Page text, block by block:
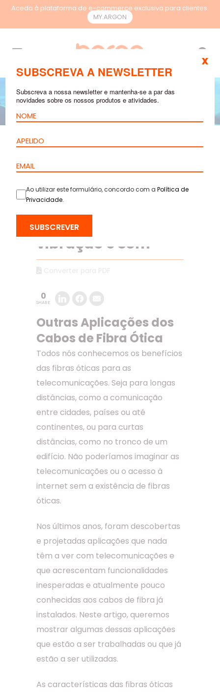
Aceda à plataforma de e-commerce exclusiva para clientes.
MY.ARGON
FIBRA ÓTICA
A importância das
fibras óticas para o
controlo de
temperatura,
vibração e som
Converter para PDF
0
SHARE
Outras Aplicações dos
Cabos de Fibra Ótica
Todos nós conhecemos os benefícios
das fibras óticas para as
telecomunicações. Seja para longas
distâncias, como a comunicação
entre cidades, países ou até
continentes, ou para curtas
distâncias, como no tronco de um
edifício. Não poderíamos imaginar as
telecomunicações ou o acesso à
internet sem a existência de fibras
óticas.
Nos últimos anos, foram descobertas
e projetadas aplicações que nada
têm a ver com telecomunicações e
que acrescentam funcionalidades
inesperadas e atualmente pouco
conhecidas aos cabos de fibra já
instalados. Neste artigo, queremos
mostrar algumas dessas aplicações
que estão a ser trabalhadas ou que já
estão a ser utilizadas.
As características das fibras óticas
SUBSCREVA A NEWSLETTER
Subscreva a nossa newsletter e mantenha-se a par das
novidades sobre os nossos produtos e atividades.
Ao utilizar este formulário, concordo com a Política de
Privacidade.
SUBSCREVER
x